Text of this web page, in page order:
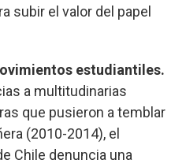
subir el valor del papel
estudiantiles.
a multitudinarias
que pusieron a temblar
(2010-2014), el
Chile denuncia una